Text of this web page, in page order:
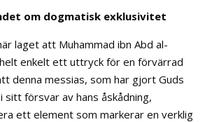
om dogmatisk exklusivitet
laget att Muhammad ibn Abd al-
enkelt ett uttryck för en förvärrad
denna messias, som har gjort Guds
försvar av hans åskådning,
ett element som markerar en verklig